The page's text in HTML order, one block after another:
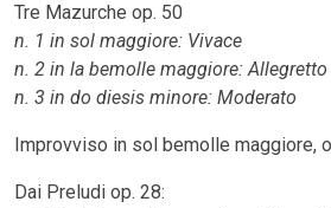
Tre Mazurche op. 50
n. 1 in sol maggiore: Vivace
n. 2 in la bemolle maggiore: Allegretto
n. 3 in do diesis minore: Moderato
Improvviso in sol bemolle maggiore,
Dai Preludi op. 28: